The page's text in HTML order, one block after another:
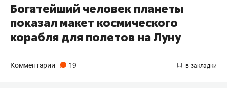
Богатейший человек планеты
показал макет космического
корабля для полетов на Луну
Комментарии 19